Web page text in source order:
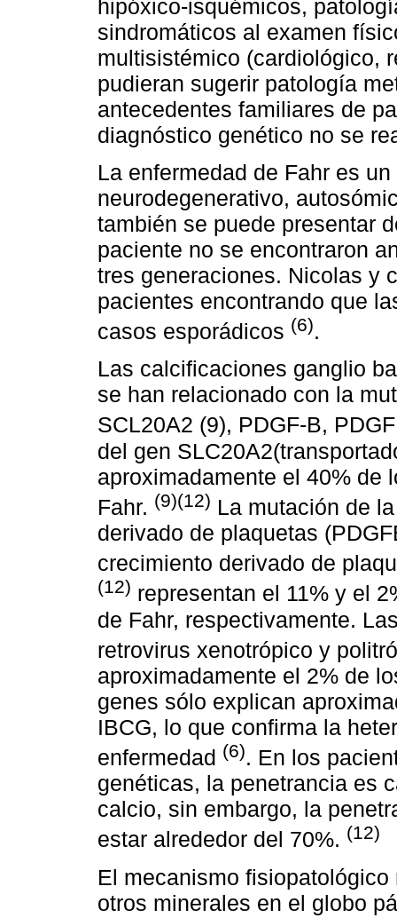
hipóxico-isquémicos,
sindromáticos al examen
multisistémico (cardiológico,
pudieran sugerir patología
antecedentes familiares de
diagnóstico genético no se
La enfermedad de Fahr es
neurodegenerativo,
también se puede presentar
paciente no se encontraron
tres generaciones. Nicolas y
pacientes encontrando que
casos esporádicos (6).
Las calcificaciones ganglio
se han relacionado con la
SCL20A2 (9), PDGF-B,
del gen
aproximadamente el 40% de
Fahr. (9)(12) La mutación de
derivado de plaquetas
crecimiento derivado de
(12) representan el 11% y el
de Fahr, respectivamente.
retrovirus xenotrópico y
aproximadamente el 2% de
genes sólo explican
IBCG, lo que confirma la
enfermedad (6). En los
genéticas, la penetrancia es
calcio, sin embargo, la
estar alrededor del 70%. (12)
El mecanismo
otros minerales en el globo